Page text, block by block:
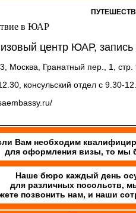
в ЮАР
центр ЮАР,
Москва, Гранатный пер., 1, стр.
консульский отдел с 9.30-
Вам необходим
для оформления визы, то мы
Наше бюро каждый день
для различных посольств,
позвонить нам, и наши